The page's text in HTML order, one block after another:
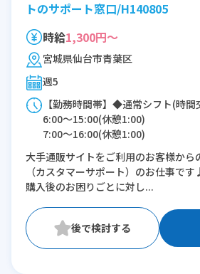
トのサポート窓口/H140805
時給1,300円～
宮城県仙台市青葉区
週5
【勤務時間帯】◆通常シフト(時間
6:00〜15:00(休憩1:00)
7:00〜16:00(休憩1:00)
9:00〜18:00(休憩1:00)
10:00〜19:00(休憩1:00)
11:00〜20:00(休憩1:00)
12:00〜21:00(休憩1:00)
13:00〜22:00(休憩1:00)
15:00〜翌0:00(休憩1:00)
16:00〜翌1:00(休憩1:00)
大手通販サイトをご利用のお客様から
（カスタマーサポート）のお仕事で
購入後のお困りごとに対し...